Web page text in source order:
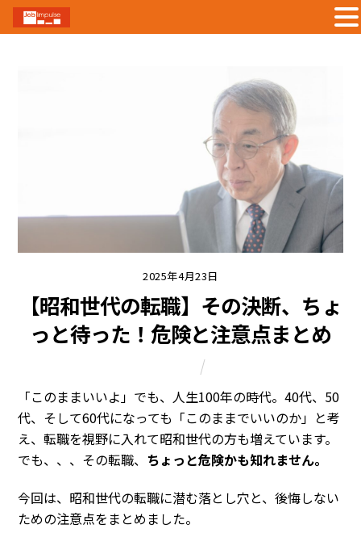
2025年4月23日
【昭和世代の転職】その決断、ちょ
っと待った！危険と注意点まとめ
「このままいいよ」 でも、 人生100年の時代。40代、50
代、そして60代になっても「このままでいいのか」と考
え、転職を視野に入れて昭和世代の方も増えています。
でも、、、 その転職、 ちょっと危険かも知れません。
今回は、昭和世代の転職に潜む落とし穴と、後悔しない
ための注意点をまとめました。